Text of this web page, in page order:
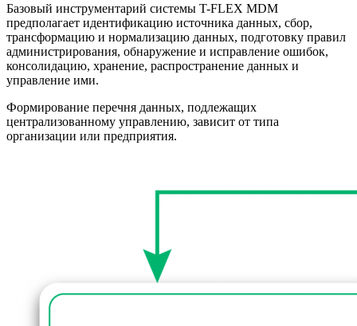
Базовый инструментарий системы T-FLEX MDM
предполагает идентификацию источника данных, сбор,
трансформацию и нормализацию данных, подготовку правил
администрирования, обнаружение и исправление ошибок,
консолидацию, хранение, распространение данных и
управление ими.
Формирование перечня данных, подлежащих
централизованному управлению, зависит от типа
организации или предприятия.